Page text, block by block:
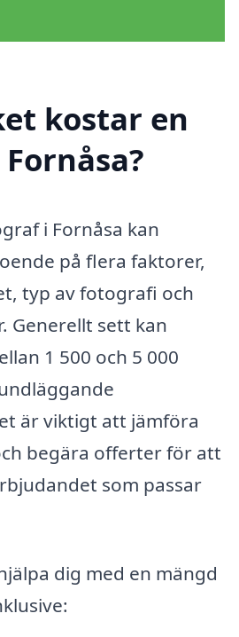
kostar en
i Fornåsa kan
på flera faktorer,
typ av fotografi och
Generellt sett kan
1 500 och 5 000
är viktigt att jämföra
begära offerter för att
som passar
dig med en mängd